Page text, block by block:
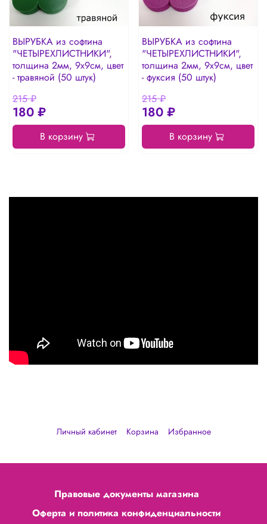
ВЫРУБКА из софтина
"ЧЕТЫРЕХЛИСТНИКИ",
толщина 2мм, 9х9см, цвет
- травяной (50 штук)
215 ₽
180 ₽
В корзину
ВЫРУБКА из софтина
"ЧЕТЫРЕХЛИСТНИКИ",
толщина 2мм, 9х9см, цвет
- фуксия (50 штук)
215 ₽
180 ₽
В корзину
Личный кабинет Корзина Избранное
Правовые документы магазина
Оферта и политика конфиденциальности